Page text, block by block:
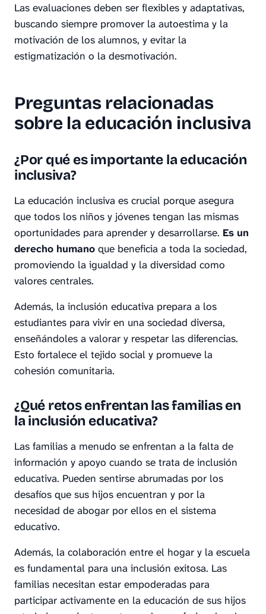
Las evaluaciones deben ser flexibles y adaptativas,
buscando siempre promover la autoestima y la
motivación de los alumnos, y evitar la
estigmatización o la desmotivación.
Preguntas relacionadas
sobre la educación inclusiva
¿Por qué es importante la educación
inclusiva?
La educación inclusiva es crucial porque asegura
que todos los niños y jóvenes tengan las mismas
oportunidades para aprender y desarrollarse. Es un
derecho humano que beneficia a toda la sociedad,
promoviendo la igualdad y la diversidad como
valores centrales.
Además, la inclusión educativa prepara a los
estudiantes para vivir en una sociedad diversa,
enseñándoles a valorar y respetar las diferencias.
Esto fortalece el tejido social y promueve la
cohesión comunitaria.
¿Qué retos enfrentan las familias en
la inclusión educativa?
Las familias a menudo se enfrentan a la falta de
información y apoyo cuando se trata de inclusión
educativa. Pueden sentirse abrumadas por los
desafíos que sus hijos encuentran y por la
necesidad de abogar por ellos en el sistema
educativo.
Además, la colaboración entre el hogar y la escuela
es fundamental para una inclusión exitosa. Las
familias necesitan estar empoderadas para
participar activamente en la educación de sus hijos